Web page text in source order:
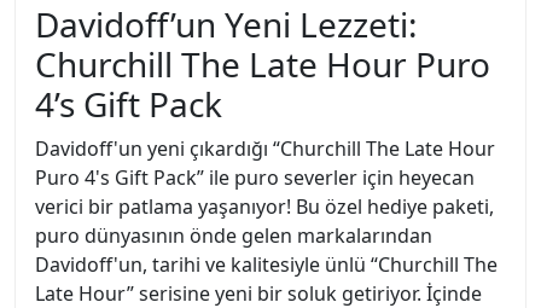
Davidoff’un Yeni Lezzeti:
Churchill The Late Hour Puro
4’s Gift Pack
Davidoff'un yeni çıkardığı “Churchill The Late Hour
Puro 4's Gift Pack” ile puro severler için heyecan
verici bir patlama yaşanıyor! Bu özel hediye paketi,
puro dünyasının önde gelen markalarından
Davidoff'un, tarihi ve kalitesiyle ünlü “Churchill The
Late Hour” serisine yeni bir soluk getiriyor. İçinde